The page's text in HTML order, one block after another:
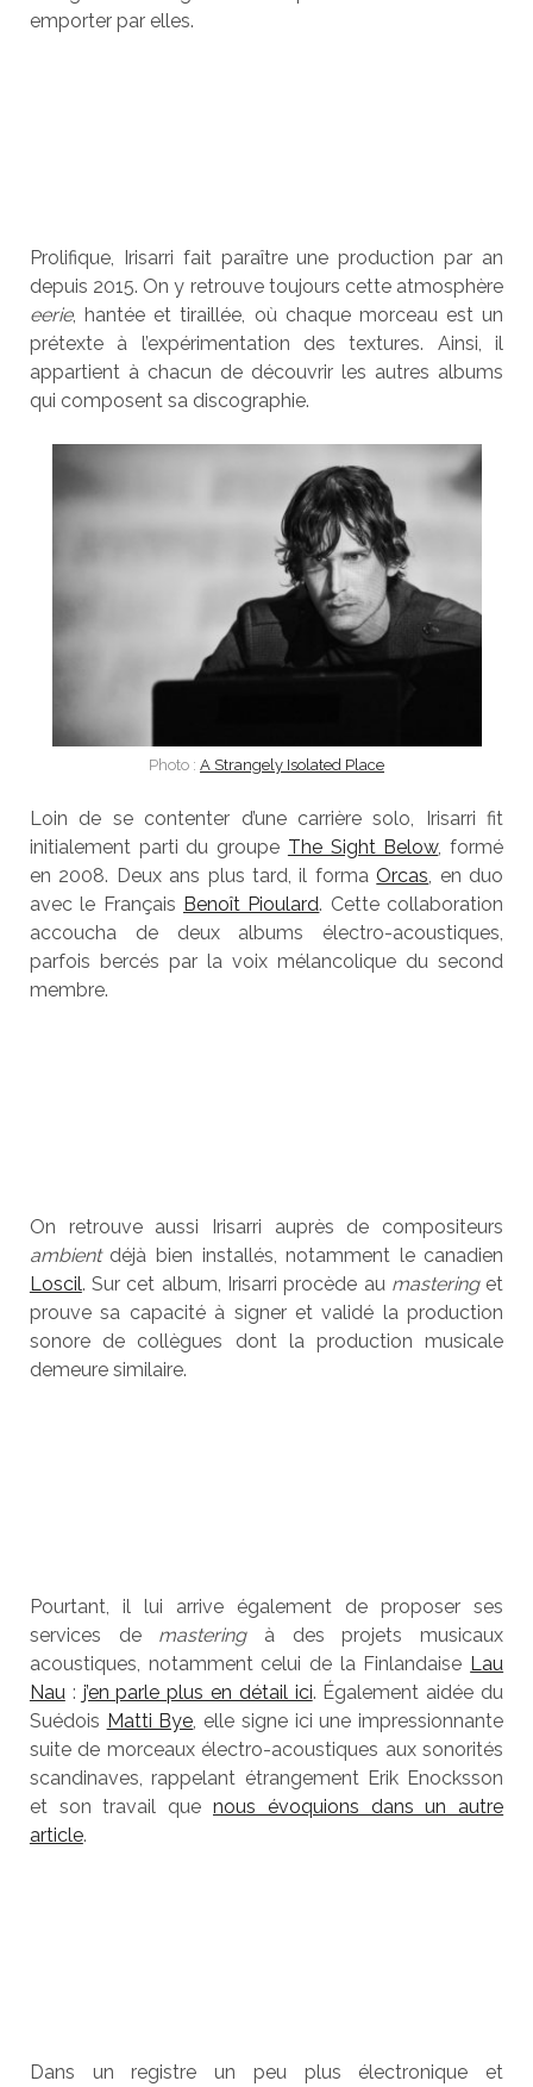
emporter par elles.
Prolifique, Irisarri fait paraître une production par an
depuis 2015. On y retrouve toujours cette atmosphère
eerie, hantée et tiraillée, où chaque morceau est un
prétexte à l’expérimentation des textures. Ainsi, il
appartient à chacun de découvrir les autres albums
qui composent sa discographie.
Photo : A Strangely Isolated Place
Loin de se contenter d’une carrière solo, Irisarri fit
initialement parti du groupe The Sight Below, formé
en 2008. Deux ans plus tard, il forma Orcas , en duo
avec le Français Benoît Pioulard. Cette collaboration
accoucha de deux albums électro-acoustiques,
parfois bercés par la voix mélancolique du second
membre.
On retrouve aussi Irisarri auprès de compositeurs
ambientdéjà bien installés, notamment le canadien
Loscil. Sur cet album, Irisarri procède au masteringet
prouve sa capacité à signer et validé la production
sonore de collègues dont la production musicale
demeure similaire.
Pourtant, il lui arrive également de proposer ses
services de masteringà des projets musicaux
acoustiques, notamment celui de la Finlandaise Lau
Nau : j’en parle plus en détail ici. Également aidée du
Suédois Matti Bye , elle signe ici une impressionnante
suite de morceaux électro-acoustiques aux sonorités
scandinaves, rappelant étrangement Erik Enocksson
et son travail que nous évoquions dans un autre
article.
Dans un registre un peu plus électronique et